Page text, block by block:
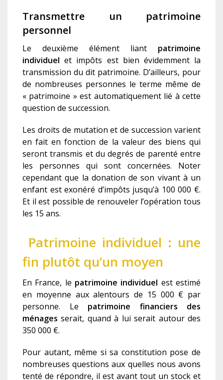
Transmettre un patrimoine
personnel
Le deuxième élément liant patrimoine
individuelet impôts est bien évidemment la
transmission du dit patrimoine. D’ailleurs, pour
de nombreuses personnes le terme même de
« patrimoine » est automatiquement lié à cette
question de succession.
Les droits de mutation et de succession varient
en fait en fonction de la valeur des biens qui
seront transmis et du degrés de parenté entre
les personnes qui sont concernées. Noter
cependant que la donation de son vivant à un
enfant est exonéré d’impôts jusqu’à 100 000 €.
Et il est possible de renouveler l’opération tous
les 15 ans.
Patrimoine individuel : une
fin plutôt qu’un moyen
En France, le patrimoine individuel est estimé
en moyenne aux alentours de 15 000 € par
personne. Le patrimoine financiers des
ménages serait, quand à lui serait autour des
350 000 €.
Pour autant, même si sa constitution pose de
nombreuses questions aux quelles nous avons
tenté de répondre, il est avant tout un stock et